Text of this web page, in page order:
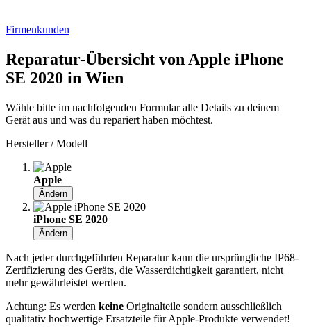
Firmenkunden
Reparatur-Übersicht von Apple iPhone
SE 2020 in Wien
Wähle bitte im nachfolgenden Formular alle Details zu deinem
Gerät aus und was du repariert haben möchtest.
Hersteller / Modell
Apple
Ändern
iPhone SE 2020
Ändern
Nach jeder durchgeführten Reparatur kann die ursprüngliche IP68-
Zertifizierung des Geräts, die Wasserdichtigkeit garantiert, nicht
mehr gewährleistet werden.
Achtung: Es werden keine Originalteile sondern ausschließlich
qualitativ hochwertige Ersatzteile für Apple-Produkte verwendet!